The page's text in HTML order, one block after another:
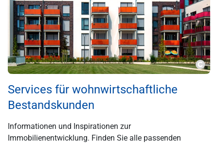
Services für wohnwirtschaftliche
Bestandskunden
Informationen und Inspirationen zur
Immobilienentwicklung. Finden Sie alle passenden